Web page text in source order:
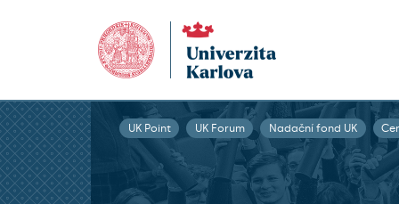
UK Point UK Forum Nadační fond UK